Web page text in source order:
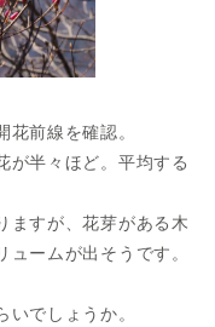
前線を確認。
が半々ほど。平均する
ますが、花芽がある木
ームが出そうです。
でしょうか。